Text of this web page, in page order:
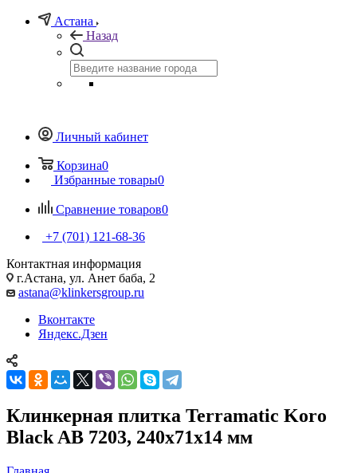
Астана
Назад
Личный кабинет
Корзина0
Избранные товары0
Сравнение товаров0
+7 (701) 121-68-36
Контактная информация
г.Астана, ул. Анет баба, 2
astana@klinkersgroup.ru
Вконтакте
Яндекс.Дзен
Клинкерная плитка Terramatic Koro
Black AB 7203, 240х71х14 мм